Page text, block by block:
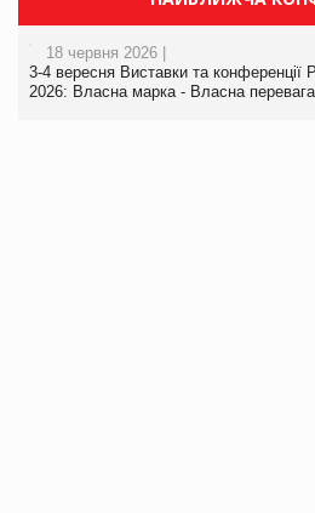
18 червня 2026 |
3-4 вересня Виставки та конференції
2026: Власна марка - Власна перевага